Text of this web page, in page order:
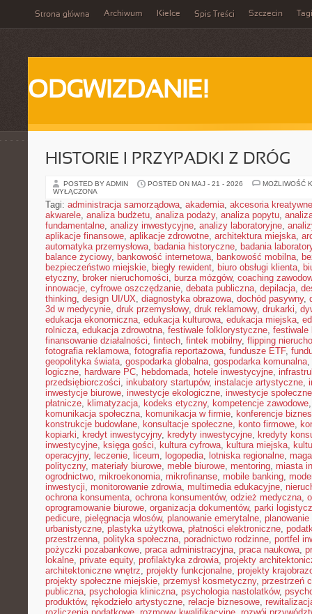
Strona główna Archiwum Kielce Spis Treści Szczecin Tagi
ODGWIZDANIE!
HISTORIE I PRZYPADKI Z DRÓG
POSTED BY ADMIN POSTED ON MAJ - 21 - 2026
MOŻLIWOŚĆ
WYŁĄCZONA
Tagi: administracja samorządowa, akademia, akcesoria kreatywne
akwarele, analiza budżetu, analiza podaży, analiza popytu,
fundamentalne, analizy inwestycyjne, analizy laboratoryjne,
aplikacje finansowe, aplikacje zdrowotne, architektura miejska,
automatyka przemysłowa, badania historyczne, badania
balance życiowy, bankowość internetowa, bankowość mobilna,
bezpieczeństwo miejskie, biegły rewident, biuro obsługi klienta,
etyczny, broker nieruchomości, burza mózgów, coaching
innowacje, cyfrowe oszczędzanie, debata publiczna, depilacja,
thinking, design UI/UX, diagnostyka obrazowa, dochód pasywny,
3d w medycynie, druk przemysłowy, druk reklamowy, drukarki,
edukacja ekonomiczna, edukacja kulturowa, edukacja miejska,
rolnicza, edukacja zdrowotna, festiwale folklorystyczne, festiwale
finansowanie działalności, fintech, fintek mobilny, flipping
fotografia reklamowa, fotografia reportażowa, fundusze ETF,
geopolityka świata, gospodarka globalna, gospodarka komunalna,
logiczne, hardware PC, hebdomada, hotele inwestycyjne,
przedsiębiorczości, inkubatory startupów, instalacje artystyczne,
inwestycje biurowe, inwestycje ekologiczne, inwestycje społeczne
płatnicze, klimatyzacja, kodeks etyczny, kompetencje zawodowe
komunikacja społeczna, komunikacja w firmie, konferencje
konstrukcje budowlane, konsultacje społeczne, konto firmowe,
kopiarki, kredyt inwestycyjny, kredyty inwestycyjne, kredyty
inwestycyjne, księga gości, kultura cyfrowa, kultura miejska,
operacyjny, leczenie, liceum, logopedia, lotniska regionalne,
polityczny, materiały biurowe, meble biurowe, mentoring, miasta
ogrodnictwo, mikroekonomia, mikrofinanse, mobile banking,
inwestycji, monitorowanie zdrowia, multimedia edukacyjne,
ochrona konsumenta, ochrona konsumentów, odzież medyczna,
oprogramowanie biurowe, organizacja dokumentów, parki
pedicure, pielęgnacja włosów, planowanie emerytalne, planowanie
urbanistyczne, plastyka użytkowa, płatności elektroniczne,
przestrzenna, polityka społeczna, poradnictwo rodzinne, portfel
pożyczki pozabankowe, praca administracyjna, praca naukowa,
lokalne, private equity, profilaktyka zdrowia, projekty
architektoniczne wnętrz, projekty funkcjonalne, projekty
projekty społeczne miejskie, przemysł kosmetyczny, przestrzeń
publiczna, psychologia kliniczna, psychologia nastolatków,
produktów, rękodzieło artystyczne, relacje biznesowe,